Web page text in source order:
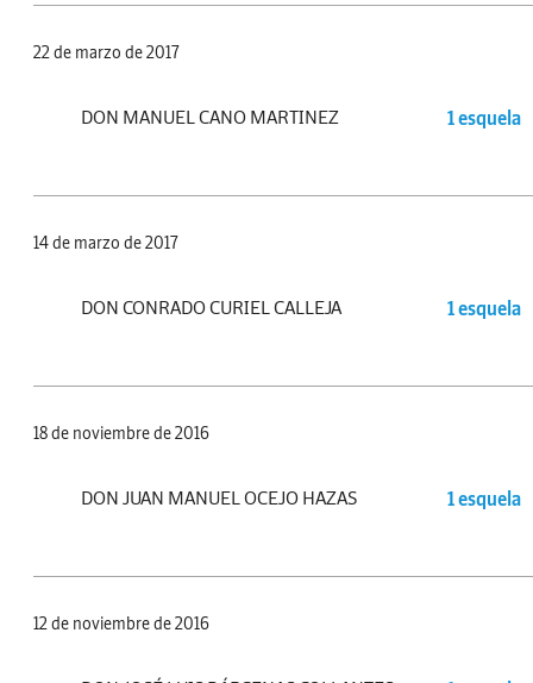
22 de marzo de 2017
DON MANUEL CANO MARTINEZ 1 esquela
14 de marzo de 2017
DON CONRADO CURIEL CALLEJA 1 esquela
18 de noviembre de 2016
DON JUAN MANUEL OCEJO HAZAS 1 esquela
12 de noviembre de 2016